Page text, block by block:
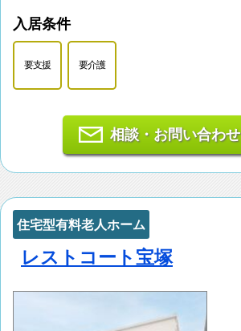
入居条件
要支援 要介護
相談・お問い合わせ
住宅型有料老人ホーム
レストコート宝塚